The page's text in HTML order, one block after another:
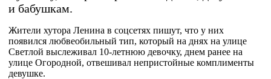
и бабушкам.
Жители хутора Ленина в соцсетях пишут, что у них
появился любвеобильный тип, который на днях на улице
Светлой выслеживал 10-летнюю девочку, днем ранее на
улице Огородной, отвешивал непристойные комплименты
девушке.